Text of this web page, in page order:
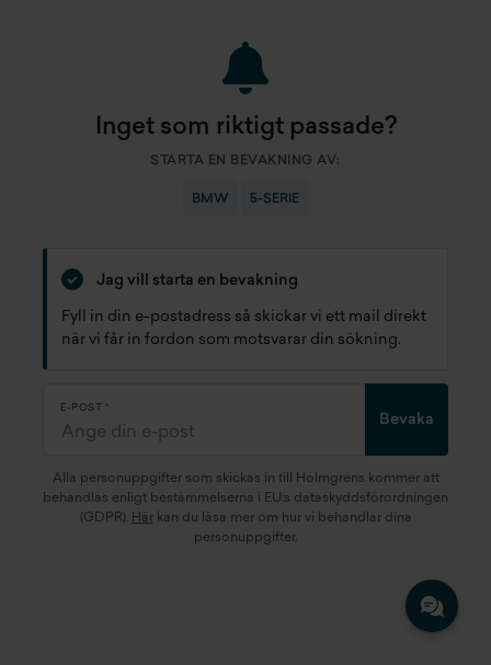
Inget som riktigt passade?
STARTA EN BEVAKNING AV:
BMW 5-SERIE
Jag vill starta en bevakning
Fyll in din e-postadress så skickar vi ett mail direkt
när vi får in fordon som motsvarar din sökning.
E-POST
Bevaka
Alla personuppgifter som skickas in till Holmgrens kommer att
behandlas enligt bestämmelserna i EU:s dataskyddsförordningen
(GDPR). Härkan du läsa mer om hur vi behandlar dina
personuppgifter.